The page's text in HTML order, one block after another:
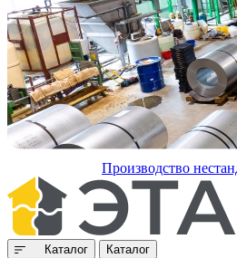
Производство
Каталог Каталог